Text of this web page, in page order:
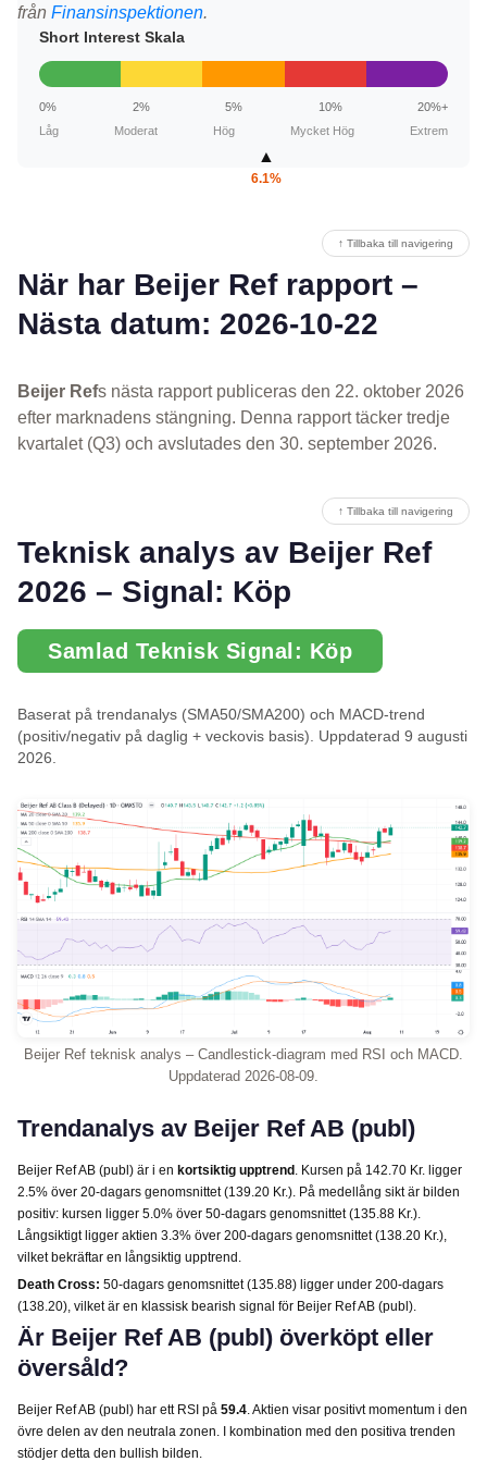
från Finansinspektionen.
Short Interest Skala
0% 2% 5% 10%
20%+
Låg
Moderat Hög Mycket Hög Extrem
▲
6.1%
↑ Tillbaka till navigering
När har Beijer Ref rapport –
Nästa datum: 2026-10-22
Beijer Refs nästa rapport publiceras den 22. oktober 2026
efter marknadens stängning. Denna rapport täcker tredje
kvartalet (Q3) och avslutades den 30. september 2026.
↑ Tillbaka till navigering
Teknisk analys av Beijer Ref
2026 – Signal: Köp
Samlad Teknisk Signal: Köp
Baserat på trendanalys (SMA50/SMA200) och MACD-trend
(positiv/negativ på daglig + veckovis basis). Uppdaterad 9 augusti
2026.
Beijer Ref teknisk analys – Candlestick-diagram med RSI och MACD.
Uppdaterad 2026-08-09.
Trendanalys av Beijer Ref AB (publ)
Beijer Ref AB (publ) är i en kortsiktig upptrend . Kursen på 142.70 Kr. ligger
2.5% över 20-dagars genomsnittet (139.20 Kr.). På medellång sikt är bilden
positiv: kursen ligger 5.0% över 50-dagars genomsnittet (135.88 Kr.).
Långsiktigt ligger aktien 3.3% över 200-dagars genomsnittet (138.20 Kr.),
vilket bekräftar en långsiktig upptrend.
Death Cross: 50-dagars genomsnittet (135.88) ligger under 200-dagars
(138.20), vilket är en klassisk bearish signal för Beijer Ref AB (publ).
Är Beijer Ref AB (publ) överköpt eller
översåld?
Beijer Ref AB (publ) har ett RSI på 59.4 . Aktien visar positivt momentum i den
övre delen av den neutrala zonen. I kombination med den positiva trenden
stödjer detta den bullish bilden.